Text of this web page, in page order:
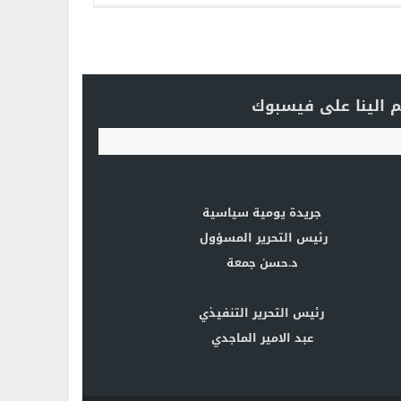
الينا على فيسبوك
جريدة يومية سياسية
رئيس التحرير المسؤول
د.حسن جمعة
رئيس التحرير التنفيذي
عبد الامير الماجدي